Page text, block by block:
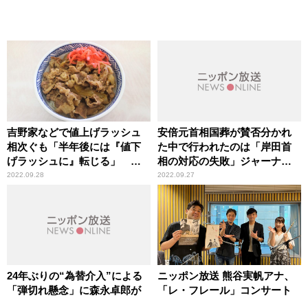
吉野家などで値上げラッシュ
相次ぐも「半年後には『値下
げラッシュに』転じる」 森
永卓郎が予想
2022.09.28
安倍元首相国葬が賛否分かれ
た中で行われたのは「岸田首
相の対応の失敗」ジャーナリ
スト・青山和弘が指摘
2022.09.27
24年ぶりの“為替介入”による
「弾切れ懸念」に森永卓郎が
ニッポン放送 熊谷実帆アナ、
「レ・フレール」コンサート